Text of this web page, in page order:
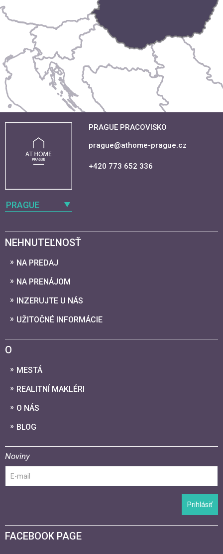
PRAGUE
PRAGUE PRACOVISKO
prague@athome-prague.cz
+420 773 652 336
NEHNUTEĽNOSŤ
NA PREDAJ
NA PRENÁJOM
INZERUJTE U NÁS
UŽITOČNÉ INFORMÁCIE
O
MESTÁ
REALITNÍ MAKLÉRI
O NÁS
BLOG
Noviny
Prihlásiť
FACEBOOK PAGE